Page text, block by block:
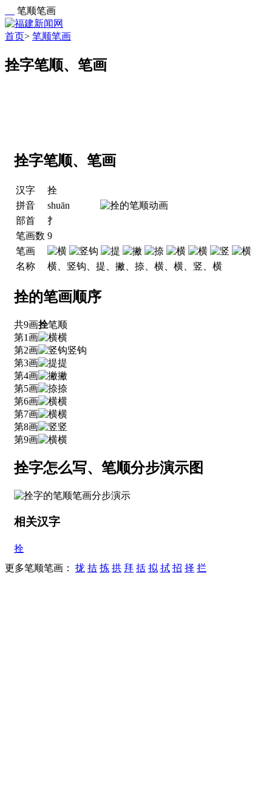
笔顺笔画
首页> 笔顺笔画
拴字笔顺、笔画
拴字笔顺、笔画
汉字
拴
拼音
shuān
部首
扌
笔画数 9
笔画
名称
横、竖钩、提、撇、捺、横、横、竖、横
拴的笔画顺序
共9画拴笔顺
第1画
横
第2画
竖钩
第3画
提
第4画
撇
第5画
捺
第6画
横
第7画
横
第8画
竖
第9画
横
拴字怎么写、笔顺分步演示图
相关汉字
拴
更多笔顺笔画： 拢 拮 拣 拱 拜 括 拟 拭 招 择 拦